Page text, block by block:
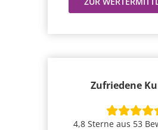
Zufriedene
4,8 Sterne aus 53